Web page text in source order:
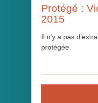
Protégé :
2015
Il n’y a pas
protégée.